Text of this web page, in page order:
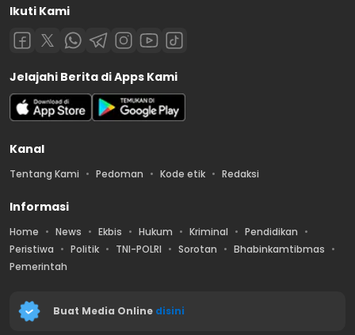
Ikuti Kami
Jelajahi Berita di Apps Kami
Kanal
Tentang Kami Pedoman Kode etik Redaksi
Informasi
Home News Ekbis Hukum Kriminal
Pendidikan
Peristiwa
Politik TNI-POLRI Sorotan
Bhabinkamtibmas
Pemerintah
Buat Media Online disini